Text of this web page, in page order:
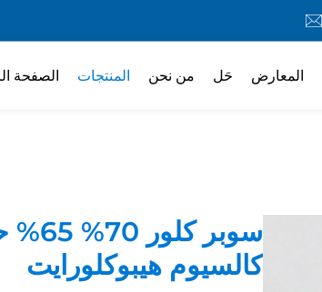
الصفحة المنتجات من نحن حَل المعارض
سوبر
كالسيوم هيبوكلورايت